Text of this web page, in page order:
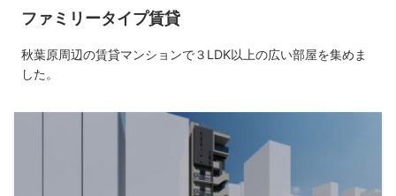
ファミリータイプ賃貸
秋葉原周辺の賃貸マンションで３LDK以上の広い部屋を集めま
した。